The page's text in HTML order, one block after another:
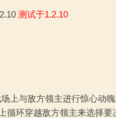
测试于1.2.10
上与敌方领主进行惊心动
循环穿越敌方领主来选择要